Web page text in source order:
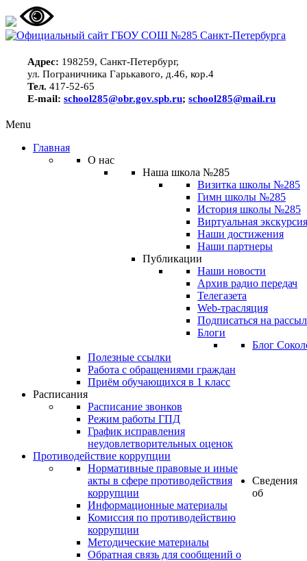
Адрес: 198259, Санкт-Петербург,
ул. Пограничника Гарькавого, д.46, кор.4
Тел. 417-52-65
E-mail: school285@obr.gov.spb.ru; school285@mail.ru
Menu
Главная
О нас
Наша школа №285
Визитка школы №285
Гимн школы №285
История школы №285
Виртуальная
Наши достижения
Наши партнеры
Публикации
Наши новости
Архив радио передач
Телегазета
Web-трасляция
Подписаться на
Блоги
Блог
Полезные ссылки
Работа с обращениями граждан
Приём обучающихся в 1 класс
Расписания
Расписание звонков
Режим работы ГПД
График исправления
неудовлетворительных оценок
Противодействие коррупции
Нормативные правовые и иные
акты в сфере противодействия
коррупции
Информационные материалы
Комиссия по противодействию
коррупции
Методические материалы
Обратная связь для сообщений о
Сведения
об